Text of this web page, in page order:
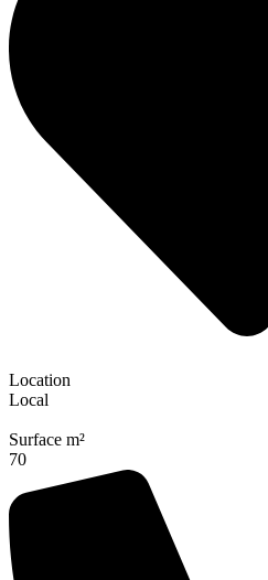
Location
Local
Surface m²
70